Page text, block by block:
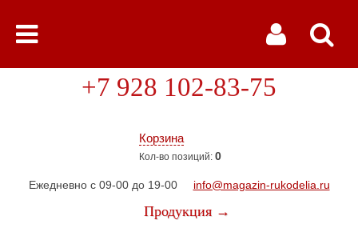
Корзина
Кол-во позиций: 0
+7 928 102-83-75
Ежедневно с 09-00 до 19-00 info@magazin-rukodelia.ru
Продукция →